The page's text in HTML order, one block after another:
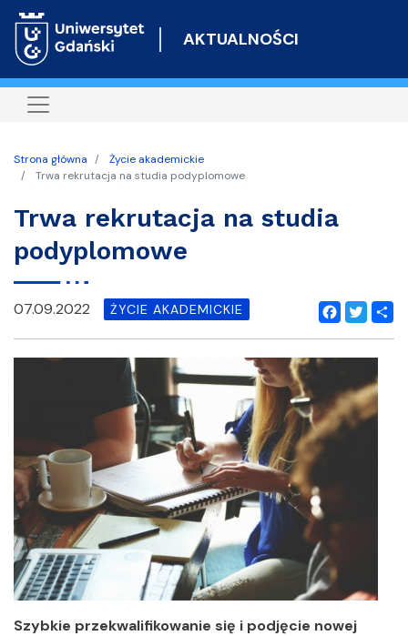
do
AKTUALNOŚCI
Strona główna
Życie akademickie
Trwa rekrutacja na studia podyplomowe
Trwa rekrutacja na studia
podyplomowe
Facebook
Twitter
07.09.2022 ŻYCIE AKADEMICKIE
Szybkie przekwalifikowanie się i podjęcie nowej